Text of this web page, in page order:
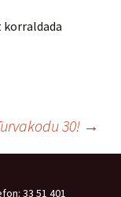
30! →
33 51 401